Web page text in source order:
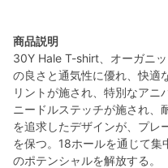
商品説明
30Y Hale T-shirt、オーガニ
の良さと通気性に優れ、快適
リントが施され、特別なアニ
ニードルステッチが施され、
を追求したデザインが、プレ
を保つ。18ホールを通じて集
のポテンシャルを解放する。